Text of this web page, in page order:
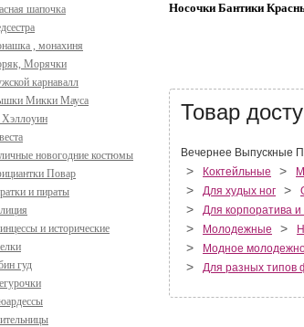
шапочка
, монахиня
Морячки
карнавалл
Микки Мауса
новогодние костюмы
Повар
и пираты
и исторические
гуд
Носочки Бантики
Товар
Вечернее Выпускные
> Коктейльные >
> Для худых ног >
> Для корпоратива
> Молодежные >
> Модное
> Для разных типов